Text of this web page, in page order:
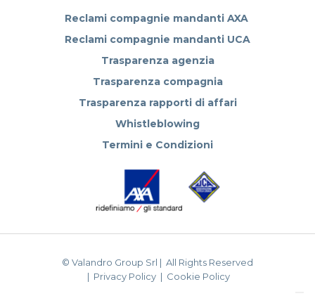
Reclami compagnie mandanti AXA
Reclami compagnie mandanti UCA
Trasparenza agenzia
Trasparenza compagnia
Trasparenza rapporti di affari
Whistleblowing
Termini e Condizioni
© Valandro Group Srl | All Rights Reserved
| Privacy Policy | Cookie Policy